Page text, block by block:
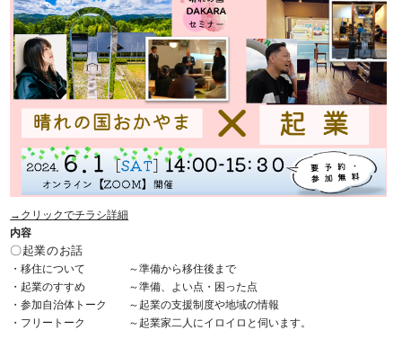
→クリックでチラシ詳細
内容
〇起業のお話
・移住について ～準備から移住後まで
・起業のすすめ ～準備、よい点・困った点
・参加自治体トーク ～起業の支援制度や地域の情報
・フリートーク ～起業家二人にイロイロと伺います。